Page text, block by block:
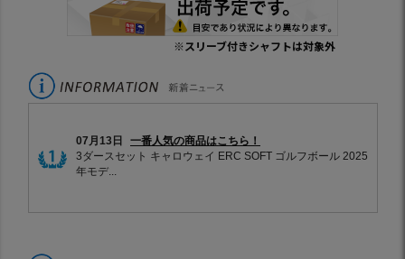
※スリーブ付きシャフトは対象外